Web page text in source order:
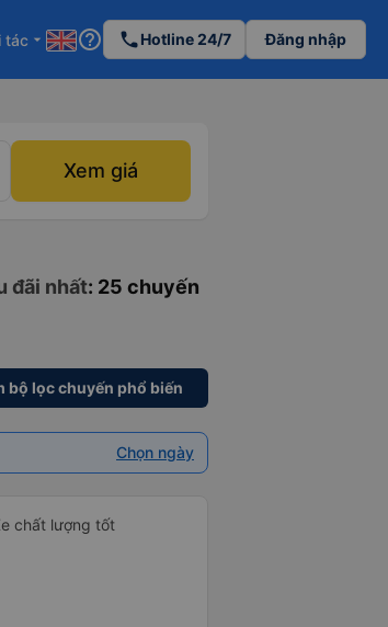
tác arrow_drop_down help_outline phoneHotline 24/7 Đăng nhập
Xem giá
đãi nhất: 25 chuyến
bộ lọc chuyến phổ biến
Chọn ngày
chất lượng tốt